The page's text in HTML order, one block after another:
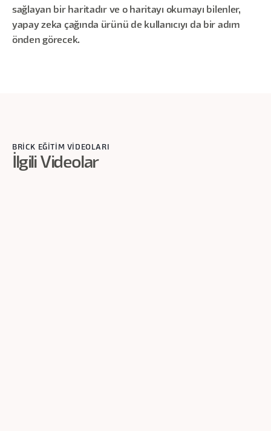
sağlayan bir haritadır ve o haritayı okumayı bilenler,
yapay zeka çağında ürünü de kullanıcıyı da bir adım
önden görecek.
BRİCK EĞİTİM VİDEOLARI
İlgili Videolar